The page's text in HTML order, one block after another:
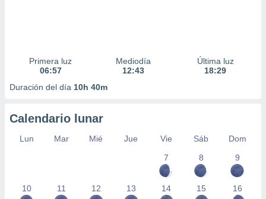
Primera luz
06:57
Mediodía
12:43
Última luz
18:29
Duración del día 10h 40m
Calendario lunar
Lun Mar Mié Jue Vie Sáb
Dom
7
8 9
10 11 12 13 14 15 16